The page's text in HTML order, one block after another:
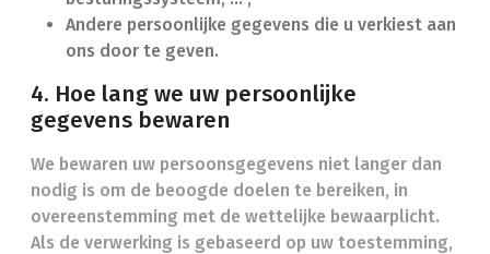
Andere persoonlijke gegevens die u verkiest aan
ons door te geven.
4. Hoe lang we uw persoonlijke
gegevens bewaren
We bewaren uw persoonsgegevens niet langer dan
nodig is om de beoogde doelen te bereiken, in
overeenstemming met de wettelijke bewaarplicht.
Als de verwerking is gebaseerd op uw toestemming,